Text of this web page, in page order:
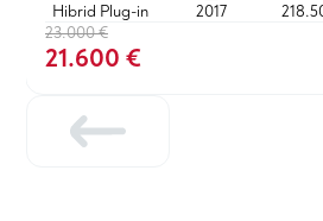
Hibrid Plug-in 2017
23.000 €
21.600 €